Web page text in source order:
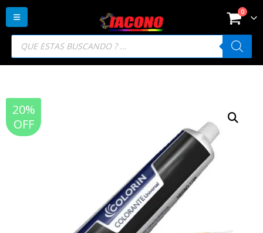
Búsqueda
productos
0
20%
OFF